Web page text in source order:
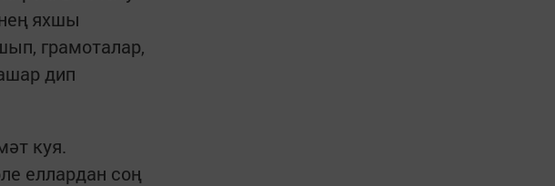
яхшы
грамоталар,
дип
куя.
еллардан соң